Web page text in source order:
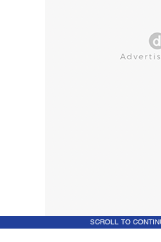
SCROLL TO